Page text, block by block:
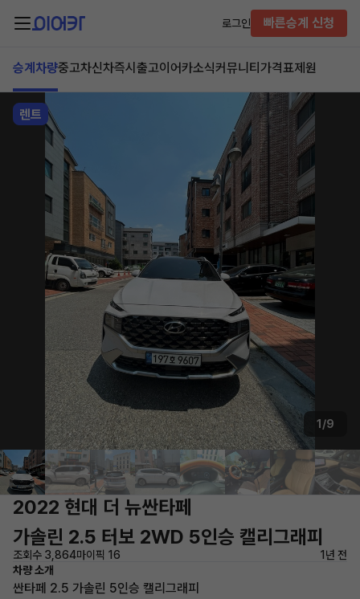
로그인 빠른승계 신청
승계차량중고차신차즉시출고이어카소식커뮤니티 가격표제원
렌트
1/9
2022 현대 더 뉴싼타페
가솔린 2.5 터보 2WD 5인승 캘리그래피
조회수 3,864마이픽 16
1년 전
차량 소개
싼타페 2.5 가솔린 5인승 캘리그래피